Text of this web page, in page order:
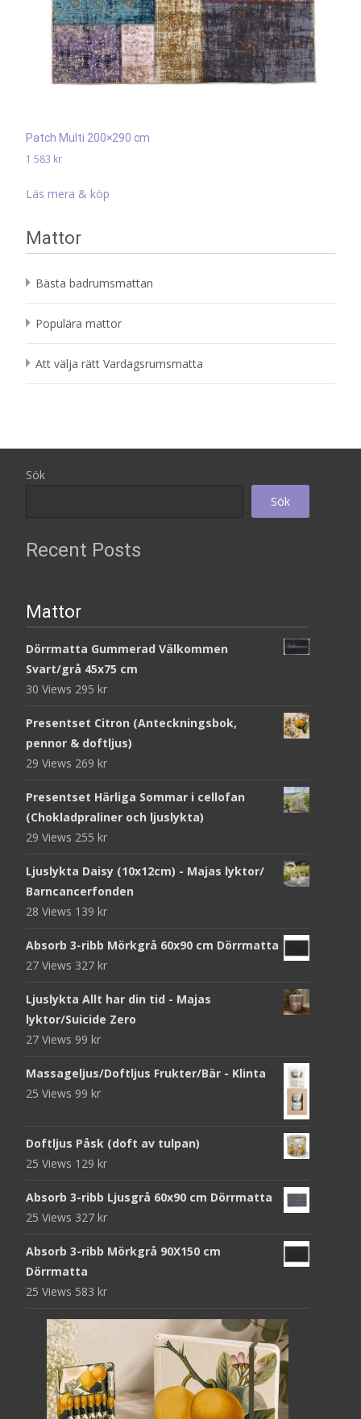
Patch Multi 200×290 cm
1 583 kr
Läs mera & köp
Mattor
Bästa badrumsmattan
Populära mattor
Att välja rätt Vardagsrumsmatta
Sök
Sök
Recent Posts
Mattor
Dörrmatta Gummerad Välkommen
Svart/grå 45x75 cm
30 Views 295 kr
Presentset Citron (Anteckningsbok,
pennor & doftljus)
29 Views 269 kr
Presentset Härliga Sommar i cellofan
(Chokladpraliner och ljuslykta)
29 Views 255 kr
Ljuslykta Daisy (10x12cm) - Majas lyktor/
Barncancerfonden
28 Views 139 kr
Absorb 3-ribb Mörkgrå 60x90 cm Dörrmatta
27 Views 327 kr
Ljuslykta Allt har din tid - Majas
lyktor/Suicide Zero
27 Views 99 kr
Massageljus/Doftljus Frukter/Bär - Klinta
25 Views 99 kr
Doftljus Påsk (doft av tulpan)
25 Views 129 kr
Absorb 3-ribb Ljusgrå 60x90 cm Dörrmatta
25 Views 327 kr
Absorb 3-ribb Mörkgrå 90X150 cm
Dörrmatta
25 Views 583 kr